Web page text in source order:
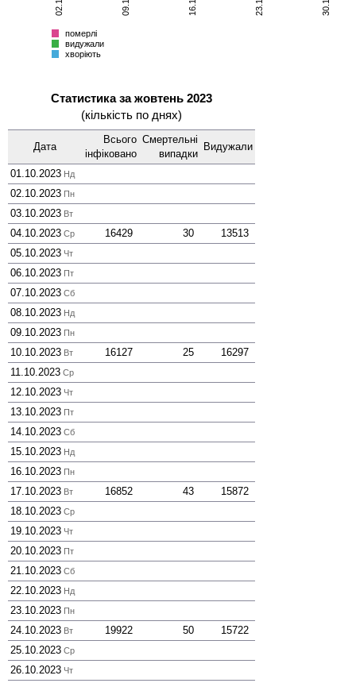
хворіють
Всього
померлі
видужали
хворіють
Статистика за жовтень 2023
(кількість по днях)
Дата
Всього
інфі­ковано
Смер­тельні
випадки
Виду­жали
01.10.2023 Нд
02.10.2023 Пн
03.10.2023 Вт
04.10.2023 Ср 16429 30
13513
05.10.2023 Чт
06.10.2023 Пт
07.10.2023 Сб
08.10.2023 Нд
09.10.2023 Пн
10.10.2023 Вт 16127 25
16297
11.10.2023 Ср
12.10.2023 Чт
13.10.2023 Пт
14.10.2023 Сб
15.10.2023 Нд
16.10.2023 Пн
17.10.2023 Вт 16852 43
15872
18.10.2023 Ср
19.10.2023 Чт
20.10.2023 Пт
21.10.2023 Сб
22.10.2023 Нд
23.10.2023 Пн
24.10.2023 Вт 19922 50
15722
25.10.2023 Ср
26.10.2023 Чт